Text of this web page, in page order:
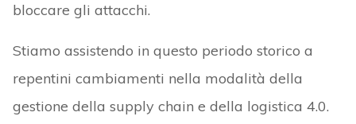
bloccare gli attacchi.
Stiamo assistendo in questo periodo storico a
repentini cambiamenti nella modalità della
gestione della supply chain e della logistica 4.0.